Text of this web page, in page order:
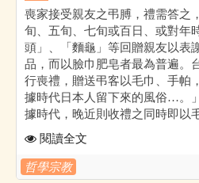
喪家接受親友之弔膊，禮需答之
旬、五旬、七旬或百日、或對年
頭」、「麵龜」等回贈親友以表
品，而以臉巾肥皂者最為普遍。
行喪禮，贈送弔客以毛巾、手帕
據時代日本人留下來的風俗…。
據時代，晚近則收禮之同時即以
閱讀全文
哲學宗教